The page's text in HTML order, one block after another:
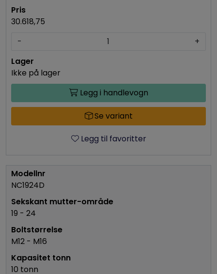
30.618,75
-
+
Ikke på lager
Legg i handlevogn
Se variant
Legg til favoritter
NC1924D
19 - 24
M12 - M16
10 tonn